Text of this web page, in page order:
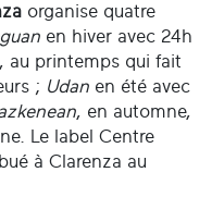
organise quatre
en hiver avec 24h
, au printemps qui fait
; Udan en été avec
, en automne,
Le label Centre
à Clarenza au